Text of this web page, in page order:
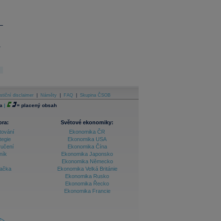
disclaimer Náměty FAQ Skupina ČSOB
| = placený obsah
Světové ekonomiky:
Ekonomika ČR
Ekonomika USA
Ekonomika Čína
Ekonomika Japonsko
Ekonomika Německo
Ekonomika Velká Británie
Ekonomika Rusko
Ekonomika Řecko
Ekonomika Francie